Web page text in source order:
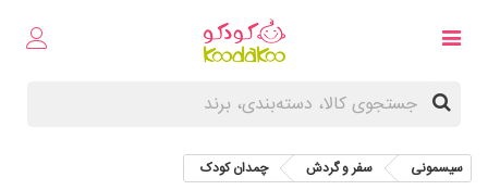
سیسمونی سفر و گردش چمدان کودک